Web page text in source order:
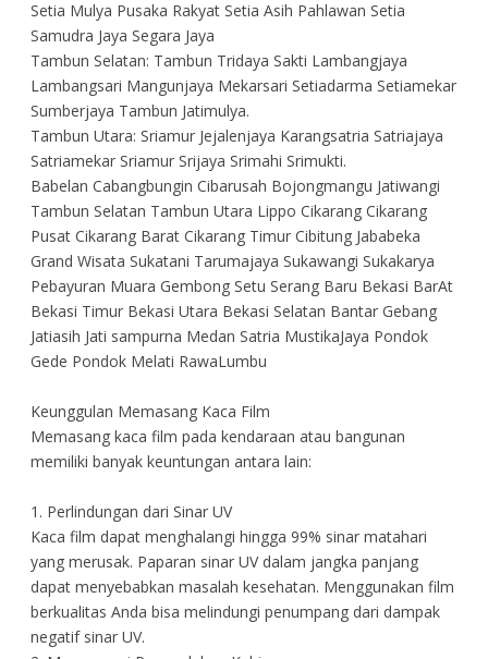
Setia Mulya Pusaka Rakyat Setia Asih Pahlawan Setia
Samudra Jaya Segara Jaya
Tambun Selatan: Tambun Tridaya Sakti Lambangjaya
Lambangsari Mangunjaya Mekarsari Setiadarma Setiamekar
Sumberjaya Tambun Jatimulya.
Tambun Utara: Sriamur Jejalenjaya Karangsatria Satriajaya
Satriamekar Sriamur Srijaya Srimahi Srimukti.
Babelan Cabangbungin Cibarusah Bojongmangu Jatiwangi
Tambun Selatan Tambun Utara Lippo Cikarang Cikarang
Pusat Cikarang Barat Cikarang Timur Cibitung Jababeka
Grand Wisata Sukatani Tarumajaya Sukawangi Sukakarya
Pebayuran Muara Gembong Setu Serang Baru Bekasi BarAt
Bekasi Timur Bekasi Utara Bekasi Selatan Bantar Gebang
Jatiasih Jati sampurna Medan Satria MustikaJaya Pondok
Gede Pondok Melati RawaLumbu
Keunggulan Memasang Kaca Film
Memasang kaca film pada kendaraan atau bangunan
memiliki banyak keuntungan antara lain:
1. Perlindungan dari Sinar UV
Kaca film dapat menghalangi hingga 99% sinar matahari
yang merusak. Paparan sinar UV dalam jangka panjang
dapat menyebabkan masalah kesehatan. Menggunakan film
berkualitas Anda bisa melindungi penumpang dari dampak
negatif sinar UV.